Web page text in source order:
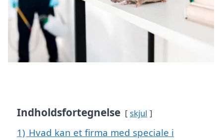
Indholdsfortegnelse skjul
1) Hvad kan et firma med speciale i